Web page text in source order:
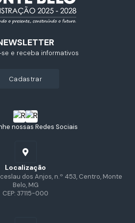
nossas Redes Sociais
Localização
dos Anjos, n.º 453, Centro, Monte
Belo, MG
CEP: 37115-000
e receba informativos
cadastrar